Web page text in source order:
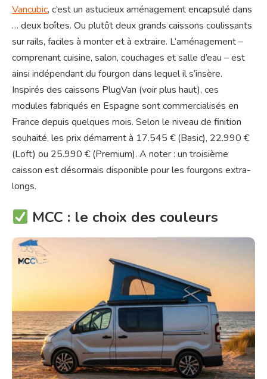
Vancubic, c’est un astucieux aménagement encapsulé dans
… deux boîtes. Ou plutôt deux grands caissons coulissants
sur rails, faciles à monter et à extraire. L’aménagement –
comprenant cuisine, salon, couchages et salle d’eau – est
ainsi indépendant du fourgon dans lequel il s’insère.
Inspirés des caissons PlugVan (voir plus haut), ces
modules fabriqués en Espagne sont commercialisés en
France depuis quelques mois. Selon le niveau de finition
souhaité, les prix démarrent à 17.545 € (Basic), 22.990 €
(Loft) ou 25.990 € (Premium). A noter : un troisième
caisson est désormais disponible pour les fourgons extra-
longs.
MCC : le choix des couleurs